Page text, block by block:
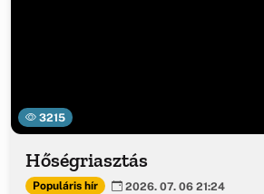
3215
Hőségriasztás
Populáris hír 2026. 07. 06 21:24